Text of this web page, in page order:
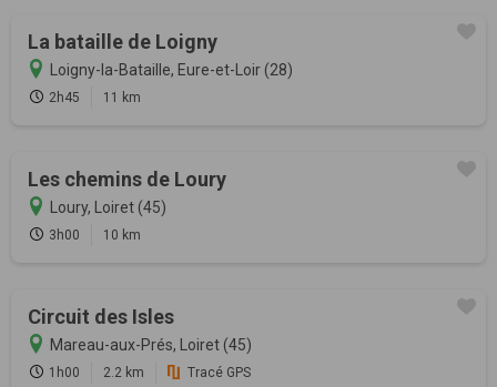
La bataille de Loigny
Loigny-la-Bataille, Eure-et-Loir (28)
2h45 11 km
Les chemins de Loury
Loury, Loiret (45)
3h00 10 km
Circuit des Isles
Mareau-aux-Prés, Loiret (45)
1h00 2.2 km Tracé GPS